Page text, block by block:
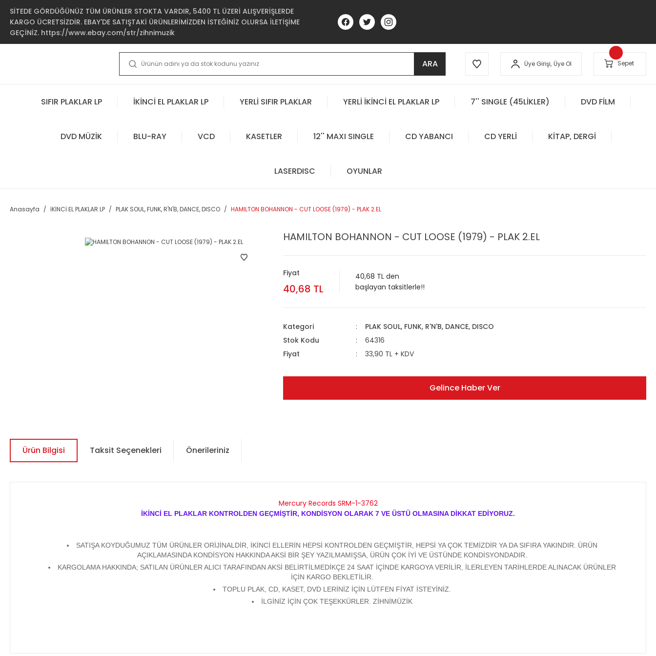
SİTEDE GÖRDÜĞÜNÜZ TÜM ÜRÜNLER STOKTA VARDIR, 5400 TL ÜZERİ ALIŞVERİŞLERDE
KARGO ÜCRETSİZDİR. EBAY'DE SATIŞTAKİ ÜRÜNLERİMİZDEN İSTEĞİNİZ OLURSA İLETİŞİME
GEÇİNİZ. https://www.ebay.com/str/zihnimuzik
ARA Üye Girişi, Üye Ol Sepet
SIFIR PLAKLAR LP İKİNCİ EL PLAKLAR LP YERLİ SIFIR PLAKLAR YERLİ İKİNCİ EL PLAKLAR LP 7'' SINGLE (45LİKLER) DVD FİLM
DVD MÜZİK BLU-RAY VCD KASETLER 12'' MAXI SINGLE CD YABANCI CD YERLİ KİTAP, DERGİ
LASERDISC OYUNLAR
Anasayfa İKİNCİ EL PLAKLAR LP PLAK SOUL, FUNK, R'N'B, DANCE, DISCO HAMILTON BOHANNON - CUT LOOSE (1979) - PLAK 2.EL
HAMILTON BOHANNON - CUT LOOSE (1979) - PLAK 2.EL
Fiyat
40,68 TL
40,68 TL den
başlayan taksitlerle!!
Kategori
PLAK SOUL, FUNK, R'N'B, DANCE, DISCO
Stok Kodu
64316
Fiyat
33,90 TL + KDV
Gelince Haber Ver
Ürün Bilgisi Taksit Seçenekleri Önerileriniz
Mercury Records SRM-1-3762
İKİNCİ EL PLAKLAR KONTROLDEN GEÇMİŞTİR, KONDİSYON OLARAK 7 VE ÜSTÜ OLMASINA DİKKAT EDİYORUZ.
SATIŞA KOYDUĞUMUZ TÜM ÜRÜNLER ORİJİNALDİR, İKİNCİ ELLERİN HEPSİ KONTROLDEN GEÇMİŞTİR, HEPSİ YA ÇOK TEMİZDİR YA DA SIFIRA YAKINDIR. ÜRÜN
AÇIKLAMASINDA KONDİSYON HAKKINDA AKSİ BİR ŞEY YAZILMAMIŞSA, ÜRÜN ÇOK İYİ VE ÜSTÜNDE KONDİSYONDADIR.
KARGOLAMA HAKKINDA; SATILAN ÜRÜNLER ALICI TARAFINDAN AKSİ BELİRTİLMEDİKÇE 24 SAAT İÇİNDE KARGOYA VERİLİR, İLERLEYEN TARİHLERDE ALINACAK ÜRÜNLER
İÇİN KARGO BEKLETİLİR.
TOPLU PLAK, CD, KASET, DVD LERİNİZ İÇİN LÜTFEN FİYAT İSTEYİNİZ.
İLGİNİZ İÇİN ÇOK TEŞEKKÜRLER. ZİHNİMÜZİK